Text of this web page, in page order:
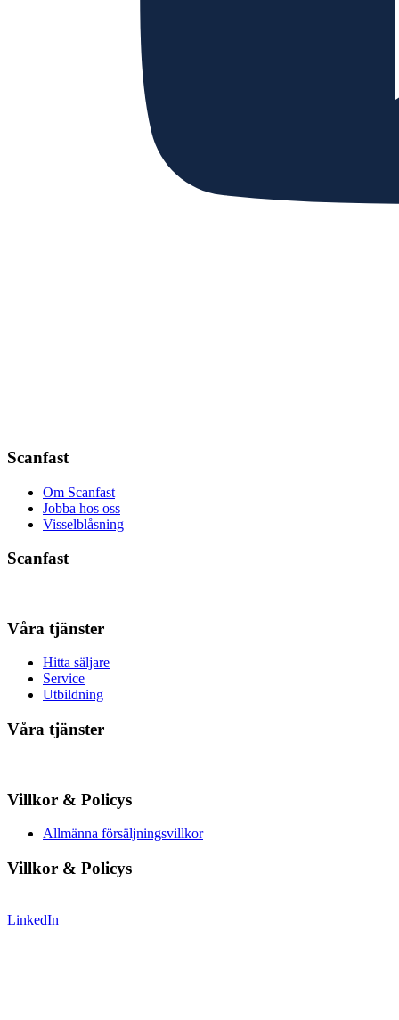
Scanfast
Om Scanfast
Jobba hos oss
Visselblåsning
Scanfast
Våra tjänster
Hitta säljare
Service
Utbildning
Våra tjänster
Villkor & Policys
Allmänna försäljningsvillkor
Villkor & Policys
LinkedIn